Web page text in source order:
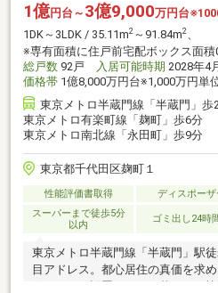
1億円台～ 3億9,000万円台
1DK～3LDK / 35.11m2 ～91.84m2、
※専有面積に住戸前宅配ボックス面積
総戸数 92戸 入居可能時期 2028年4
価格帯 1億8,000万円台※1,000万円単
東京メトロ半蔵門線「半蔵門」歩
東京メトロ有楽町線「麹町」歩6分
東京メトロ南北線「永田町」歩9分
東京都千代田区麹町１
性能評価書取得 ディスポーザ
スーパーまで徒歩5分
以内
ゴミ出し24時
東京メトロ半蔵門線「半蔵門」駅
目アドレス。都心居住の真価を求
ボックスを設置。日々の暮らしを